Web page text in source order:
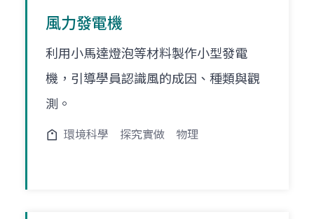
風力發電機
利用小馬達燈泡等材料製作小型發電
機，引導學員認識風的成因、種類與觀
測。
環境科學 探究實做 物理